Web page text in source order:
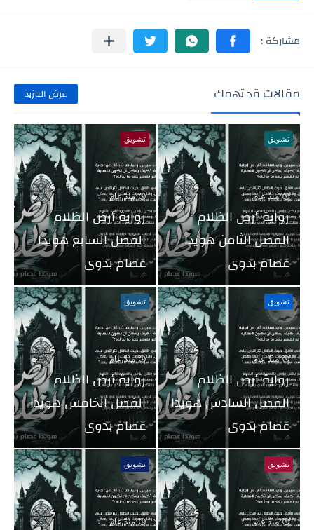
مقالات قد تهمك عرض المزيد
تشويق
منذ عام
رواية أرض الظلام
الفصل الثامن هويدا
عصام بدوى
تشويق
منذ عام
رواية أرض الظلام
الفصل السابع هويدا
عصام بدوى
تشويق
منذ عام
رواية أرض الظلام
الفصل السادس هويدا
عصام بدوى
تشويق
منذ عام
رواية أرض الظلام
الفصل الخامس هويدا
عصام بدوى
تشويق
منذ عام
تشويق
منذ عام